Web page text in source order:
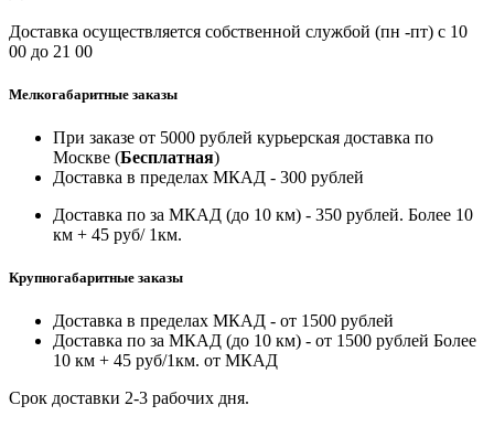
Доставка осуществляется собственной службой (пн -пт) с 10
00 до 21 00
Мелкогабаритные заказы
При заказе от 5000 рублей курьерская доставка по
Москве (Бесплатная)
Доставка в пределах МКАД - 300 рублей
Доставка по за МКАД (до 10 км) - 350 рублей. Более 10
км + 45 руб/ 1км.
Крупногабаритные заказы
Доставка в пределах МКАД - от 1500 рублей
Доставка по за МКАД (до 10 км) - от 1500 рублей Более
10 км + 45 руб/1км. от МКАД
Срок доставки 2-3 рабочих дня.